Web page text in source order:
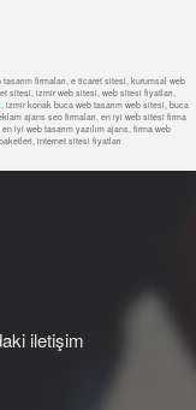
firmaları, e ticaret sitesi, kurumsal web
sitesi, izmir web sitesi, web sitesi fiyatları,
, izmir konak buca web tasarım web sitesi, buca
ajans seo firmaları, en iyi web sitesi firma
iyi web tasarım yazılım ajans, firma web
internet sitesi fiyatları
iletişim